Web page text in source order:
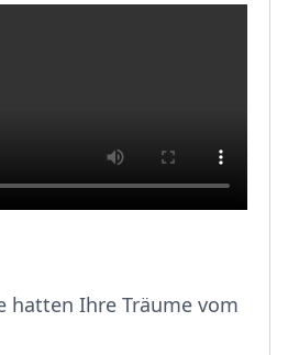
hatten Ihre Träume vom